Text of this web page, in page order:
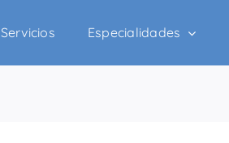
Servicios Especialidades